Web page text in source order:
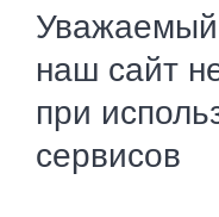
Уважаемый
наш сайт
при
сервисов